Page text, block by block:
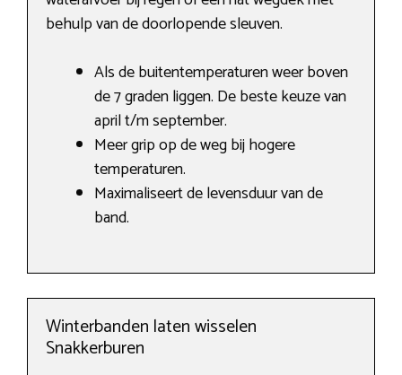
behulp van de doorlopende sleuven.
Als de buitentemperaturen weer boven
de 7 graden liggen. De beste keuze van
april t/m september.
Meer grip op de weg bij hogere
temperaturen.
Maximaliseert de levensduur van de
band.
Winterbanden laten wisselen
Snakkerburen